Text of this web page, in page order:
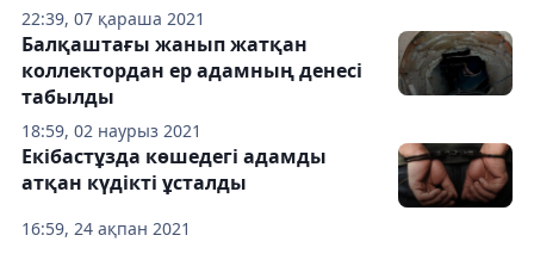
22:39, 07 қараша 2021
18:59, 02 наурыз 2021
Балқаштағы жанып жатқан
коллектордан ер адамның денесі
табылды
16:59, 24 ақпан 2021
Екібастұзда көшедегі адамды
атқан күдікті ұсталды